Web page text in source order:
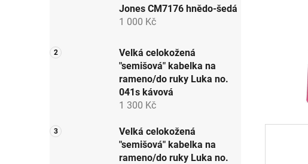
n
e
Jones CM7176 hnědo-šedá
1 000 Kč
Velká celokožená
"semišová" kabelka na
rameno/do ruky Luka no.
041s kávová
1 300 Kč
Velká celokožená
"semišová" kabelka na
rameno/do ruky Luka no.